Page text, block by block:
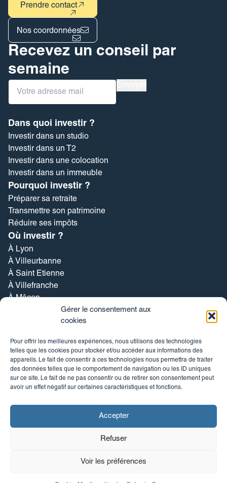
Gérer le consentement aux
cookies
Pour offrir les meilleures expériences, nous utilisons des technologies
telles que les cookies pour stocker et/ou accéder aux informations des
appareils. Le fait de consentir à ces technologies nous permettra de traiter
des données telles que le comportement de navigation ou les ID uniques
sur ce site. Le fait de ne pas consentir ou de retirer son consentement peut
avoir un effet négatif sur certaines caractéristiques et fonctions.
Accepter
Refuser
Voir les préférences
Prendre contact
Nos coordonnées
Recevez un conseil par
semaine
Newsletter
Dans quoi investir ?
Investir dans un studio
Investir dans un T2
Investir dans une colocation
Investir dans un immeuble
Pourquoi investir ?
Préparer sa retraite
Transmettre son patrimoine
Réduire ses impôts
Où investir ?
À Lyon
À Villeurbanne
À Saint Etienne
À Villefranche
À Mâcon
Nos expertises
Investissement Locatif
Gestion locative
Vente
Nos annonces
Nos investissements locatifs
Mentions légales